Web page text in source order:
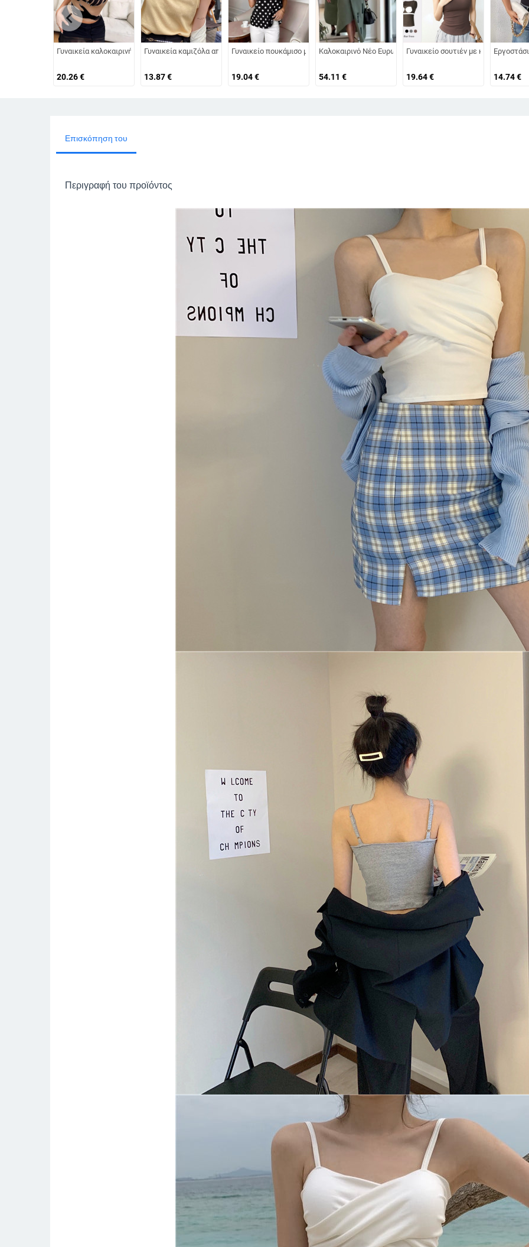
Γυναικεία καλοκαιρινή τάση μόδας για το καλοκαίρι του 2025 σε Ευρώπη και Αμερική, αμάνικο, τυπωμένο, στενό γιλέκο με στρογγυλή
20.26€
Γυναικεία καμιζόλα από βαμβάκι με μοτίο νιφάδων χιονιού – φαρδιά, χωρίς μανίκια κορμί για το καλοκαίρι, για
13.87€
Γυναικείο πουκάμισο με πουά και έξω ώμους, μοντέρνο, σε καυτές πωλήσεις σε
19.04€
Καλοκαιρινό Νέο Ευρωπαϊκό και Αμερικανικό Amazon
54.11 €
Γυναικείο σουτιέν με καμπάνα
19.64€ 14.74€
chevron_left
Επισκόπηση του
Περιγραφή του προϊόντος